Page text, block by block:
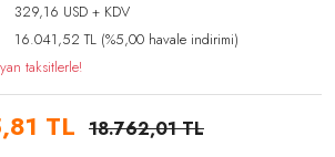
329,16 USD + KDV
16.041,52 TL (%5,00 havale indirimi)
taksitlerle!
TL 18.762,01 TL